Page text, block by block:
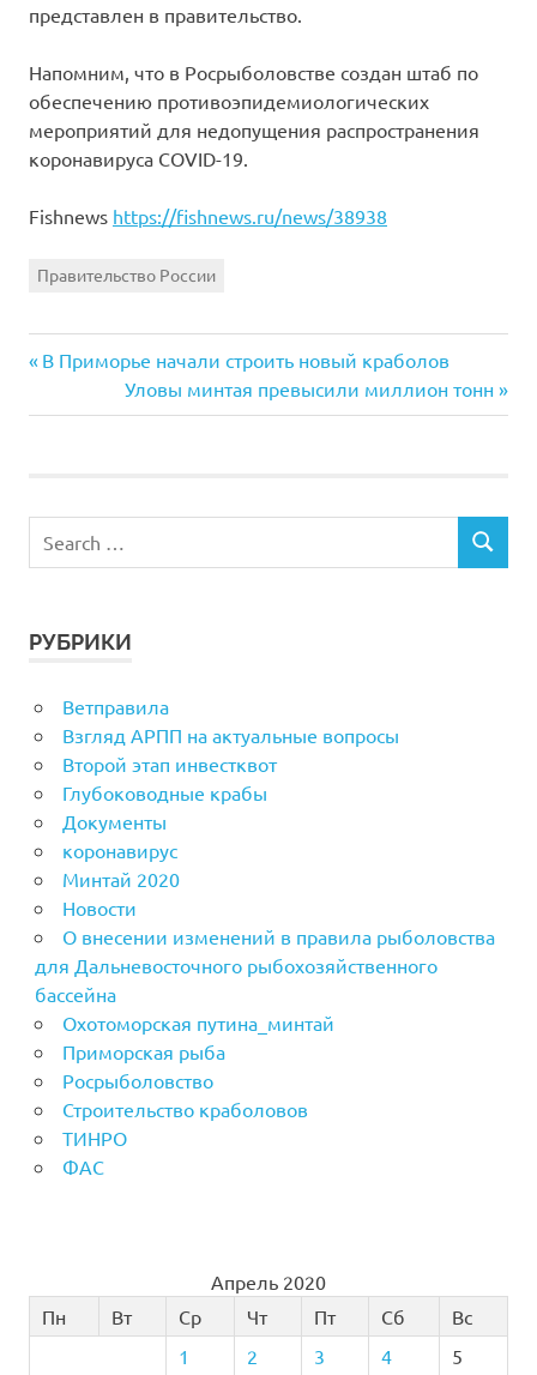
представлен в правительство.
Напомним, что в Росрыболовстве создан штаб по
обеспечению противоэпидемиологических
мероприятий для недопущения распространения
коронавируса COVID-19.
Fishnews https://fishnews.ru/news/38938
Правительство России
Навигация
по
Previous
В Приморье начали строить новый краболов
Next
Post:
Уловы минтая превысили миллион тонн
РУБРИКИ
Ветправила
Взгляд АРПП на актуальные вопросы
Второй этап инвестквот
Глубоководные крабы
Документы
коронавирус
Минтай 2020
Новости
О внесении изменений в правила рыболовства
для Дальневосточного рыбохозяйственного
бассейна
Охотоморская путина_минтай
Приморская рыба
Росрыболовство
Строительство краболовов
ТИНРО
ФАС
Апрель 2020
Пн
Вт Ср Чт Пт Сб
Вс
1
2 3 4 5